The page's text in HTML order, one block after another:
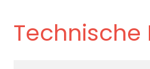
Technische